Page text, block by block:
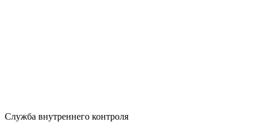
Служба внутреннего контроля